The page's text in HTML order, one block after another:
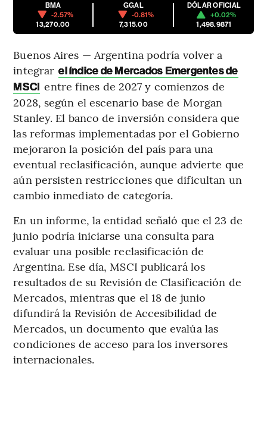
BMA
-2.57%
13,270.00
GGAL
-0.81%
7,315.00
DÓLAR OFICIAL
+0.02%
1,498.9871
Buenos Aires — Argentina podría volver a
integrar el índice de Mercados Emergentes de
MSCI entre fines de 2027 y comienzos de
2028, según el escenario base de Morgan
Stanley. El banco de inversión considera que
las reformas implementadas por el Gobierno
mejoraron la posición del país para una
eventual reclasificación, aunque advierte que
aún persisten restricciones que dificultan un
cambio inmediato de categoría.
En un informe, la entidad señaló que el 23 de
junio podría iniciarse una consulta para
evaluar una posible reclasificación de
Argentina. Ese día, MSCI publicará los
resultados de su Revisión de Clasificación de
Mercados, mientras que el 18 de junio
difundirá la Revisión de Accesibilidad de
Mercados, un documento que evalúa las
condiciones de acceso para los inversores
internacionales.